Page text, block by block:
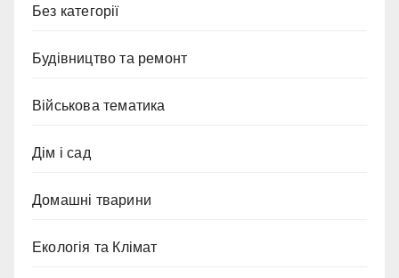
Без категорії
Будівництво та ремонт
Військова тематика
Дім і сад
Домашні тварини
Екологія та Клімат